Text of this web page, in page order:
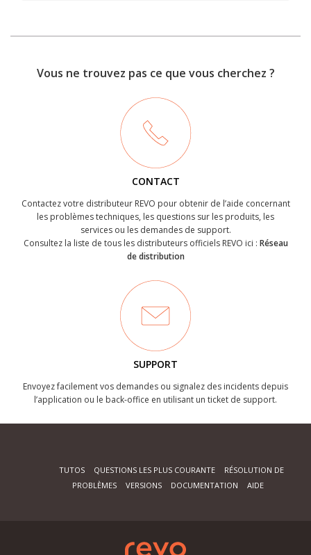
Vous ne trouvez pas ce que vous cherchez ?
CONTACT
Contactez votre distributeur REVO pour obtenir de l’aide concernant
les problèmes techniques, les questions sur les produits, les
services ou les demandes de support.
Consultez la liste de tous les distributeurs officiels REVO ici : Réseau
de distribution
SUPPORT
Envoyez facilement vos demandes ou signalez des incidents depuis
l’application ou le back-office en utilisant un ticket de support.
TUTOS QUESTIONS LES PLUS COURANTE
RÉSOLUTION DE
PROBLÈMES
VERSIONS DOCUMENTATION AIDE